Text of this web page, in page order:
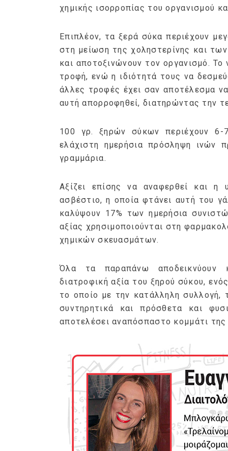
χημικής ισορροπίας του οργανισμού
Επιπλέον, τα ξερά σύκα περιέχουν
στη μείωση της χοληστερίνης και
και αποτοξινώνουν τον οργανισμό.
τροφή, ενώ η ιδιότητά τους να
άλλες τροφές έχει σαν αποτέλεσμα
αυτή απορροφηθεί, διατηρώντας την
100 γρ. ξηρών σύκων περιέχουν
ελάχιστη ημερήσια πρόσληψη ινών
γραμμάρια.
Αξίζει επίσης να αναφερθεί και
ασβέστιο, η οποία φτάνει αυτή του
καλύψουν 17% των ημερήσια
αξίας χρησιμοποιούνται στη
χημικών σκευασμάτων.
Όλα τα παραπάνω αποδεικνύουν
διατροφική αξία του ξηρού σύκου,
το οποίο με την κατάλληλη συλλογή,
συντηρητικά και πρόσθετα και
αποτελέσει αναπόσπαστο κομμάτι